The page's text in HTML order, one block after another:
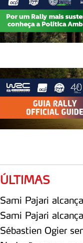
Consulte a política
ÚLTIMAS
Sami Pajari
Sami Pajari
Sébastien Ogier